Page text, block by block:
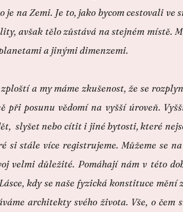
na Zemi. Je to, jako bycom cestovali ve
avšak tělo zůstává na stejném místě.
a jinými dimenzemi.
a my máme zkušenost, že se
při posunu vědomí na vyšší úroveň.
slyšet nebo cítit i jiné bytosti, které
si stále více registrujeme. Můžeme se
velmi důležité. Pomáhají nám v této
kdy se naše fyzická konstituce
architekty svého života. Vše, o čem